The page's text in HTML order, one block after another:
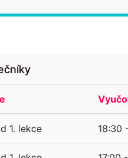
1. lekce 18:30